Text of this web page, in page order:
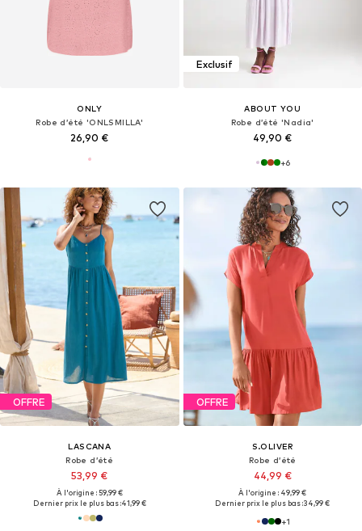
ONLY
Robe d’été 'ONLSMILLA'
26,90 €
Exclusif
ABOUT YOU
Robe d’été 'Nadia'
49,90 €
+6
OFFRE
LASCANA
Robe d’été
53,99 €
À l'origine : 59,99 €
Dernier prix le plus bas :41,99 €
OFFRE
S.OLIVER
Robe d’été
44,99 €
À l'origine : 49,99 €
Dernier prix le plus bas :34,99 €
+1